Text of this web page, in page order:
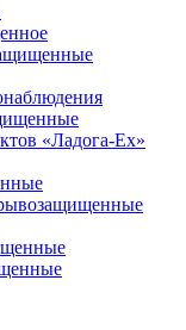
«Ладога-Ex»